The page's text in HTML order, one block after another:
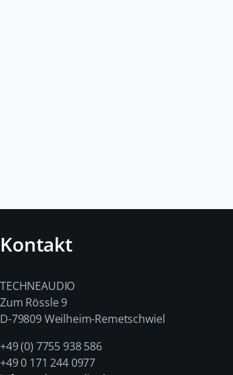
Kontakt
TECHNEAUDIO
Zum Rössle 9
D-79809 Weilheim-Remetschwiel
+49 (0) 7755 938 586
+49 0 171 244 0977